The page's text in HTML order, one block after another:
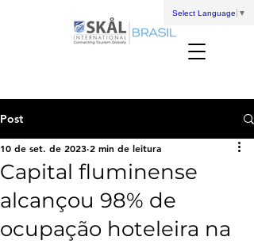
Select Language ▼
Post
Capital fluminense
alcançou 98% de
ocupação hoteleira na
10 de set. de 2023 2 min de leitura